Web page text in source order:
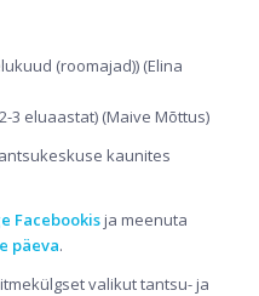
(roomajad)) (Elina
3 eluaastat) (Maive Mõttus)
kaunites
Facebookisja meenuta
päeva.
valikut tantsu- ja